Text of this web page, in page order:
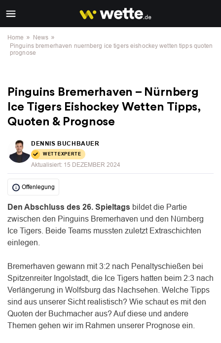
Home » News »
Pinguins bremerhaven nuernberg ice tigers eishockey wetten tipps quoten
prognose
Pinguins Bremerhaven – Nürnberg
Ice Tigers Eishockey Wetten Tipps,
Quoten & Prognose
DENNIS BUCHBAUER
WETTEXPERTE
Aktualisiert: 15 DEZEMBER 2024
Offenlegung
Den Abschluss des 26. Spieltags bildet die Partie
zwischen den Pinguins Bremerhaven und den Nürnberg
Ice Tigers. Beide Teams mussten zuletzt Extraschichten
einlegen.
Bremerhaven gewann mit 3:2 nach Penaltyschießen bei
Spitzenreiter Ingolstadt, die Ice Tigers hatten beim 2:3 nach
Verlängerung in Wolfsburg das Nachsehen. Welche Tipps
sind aus unserer Sicht realistisch? Wie schaut es mit den
Quoten der Buchmacher aus? Auf diese und andere
Themen gehen wir im Rahmen unserer Prognose ein.